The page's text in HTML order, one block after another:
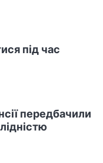
під час
передбачили